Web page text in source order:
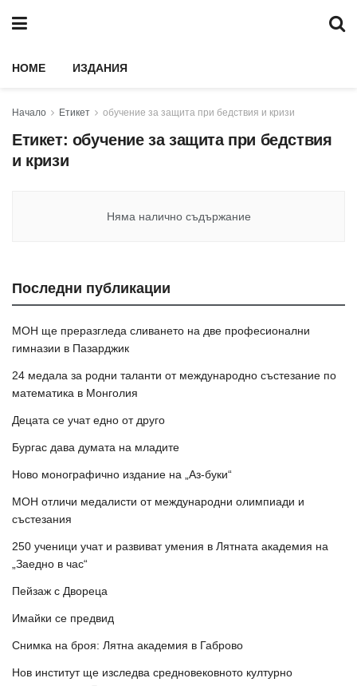
HOME ИЗДАНИЯ
Начало Етикет обучение за защита при бедствия и кризи
Етикет: обучение за защита при бедствия
и кризи
Няма налично съдържание
Последни публикации
МОН ще преразгледа сливането на две професионални
гимназии в Пазарджик
24 медала за родни таланти от международно състезание по
математика в Монголия
Децата се учат едно от друго
Бургас дава думата на младите
Ново монографично издание на „Аз-буки“
МОН отличи медалисти от международни олимпиади и
състезания
250 ученици учат и развиват умения в Лятната академия на
„Заедно в час“
Пейзаж с Двореца
Имайки се предвид
Снимка на броя: Лятна академия в Габрово
Нов институт ще изследва средновековното културно